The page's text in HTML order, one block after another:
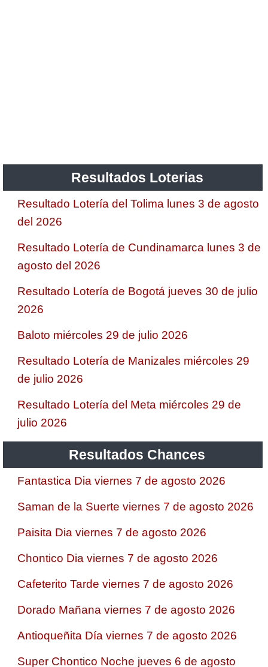
Resultados Loterias
Resultado Lotería del Tolima lunes 3 de agosto
del 2026
Resultado Lotería de Cundinamarca lunes 3 de
agosto del 2026
Resultado Lotería de Bogotá jueves 30 de julio
2026
Baloto miércoles 29 de julio 2026
Resultado Lotería de Manizales miércoles 29
de julio 2026
Resultado Lotería del Meta miércoles 29 de
julio 2026
Resultados Chances
Fantastica Dia viernes 7 de agosto 2026
Saman de la Suerte viernes 7 de agosto 2026
Paisita Dia viernes 7 de agosto 2026
Chontico Dia viernes 7 de agosto 2026
Cafeterito Tarde viernes 7 de agosto 2026
Dorado Mañana viernes 7 de agosto 2026
Antioqueñita Día viernes 7 de agosto 2026
Super Chontico Noche jueves 6 de agosto